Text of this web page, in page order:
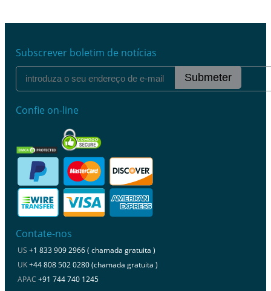
Subscrever boletim de notícias
Submeter
Confie on-line
Contate-nos
US +1 833 909 2966 ( chamada gratuita )
UK+44 808 502 0280 (chamada gratuita )
APAC +91 744 740 1245